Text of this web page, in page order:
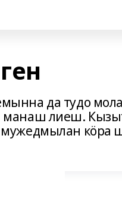
да тудо
лиеш.
кӧра